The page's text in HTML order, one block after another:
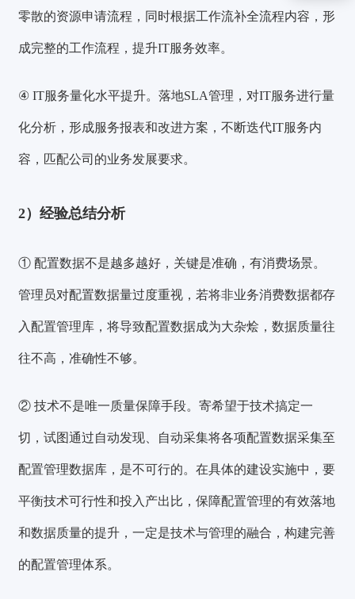
零散的资源申请流程，同时根据工作流补全流程内容，形
成完整的工作流程，提升IT服务效率。
④ IT服务量化水平提升。落地SLA管理，对IT服务进行量
化分析，形成服务报表和改进方案，不断迭代IT服务内
容，匹配公司的业务发展要求。
2）经验总结分析
① 配置数据不是越多越好，关键是准确，有消费场景。
管理员对配置数据量过度重视，若将非业务消费数据都存
入配置管理库，将导致配置数据成为大杂烩，数据质量往
往不高，准确性不够。
② 技术不是唯一质量保障手段。寄希望于技术搞定一
切，试图通过自动发现、自动采集将各项配置数据采集至
配置管理数据库，是不可行的。在具体的建设实施中，要
平衡技术可行性和投入产出比 ，保障配置管理的有效落地
和数据质量的提升，一定是技术与管理的融合，构建完善
的配置管理体系。